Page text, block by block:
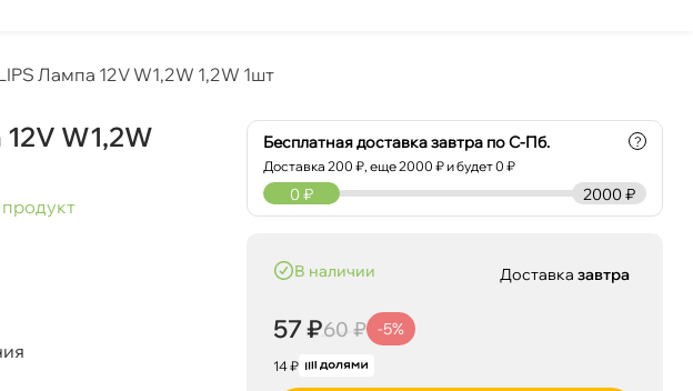
Лампа 12V W1,2W 1,2W 1шт
W1,2W
Бесплатная доставка завтра по С-Пб.
Доставка200 ₽, еще2000 ₽ и будет 0 ₽
?
2000 ₽
0 ₽
наличии
57 ₽60 ₽ -5%
14 ₽
Доставказавтра